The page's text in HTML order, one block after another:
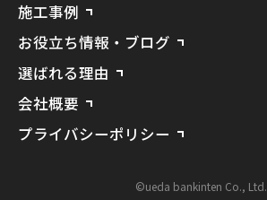
施工事例
お役立ち情報・ブログ
選ばれる理由
会社概要
プライバシーポリシー
©ueda bankinten Co., Ltd.